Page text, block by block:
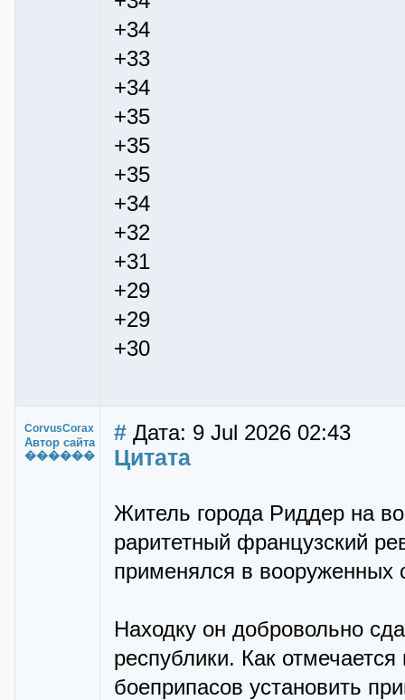
+34
+33
+34
+35
+35
+35
+34
+32
+31
+29
+29
+30
CorvusCorax
Автор сайта
������
# Дата: 9 Jul 2026 02:43
Цитата
Житель города Риддер на
раритетный французский
применялся в вооруженных
Находку он добровольно
республики. Как
боеприпасов установить